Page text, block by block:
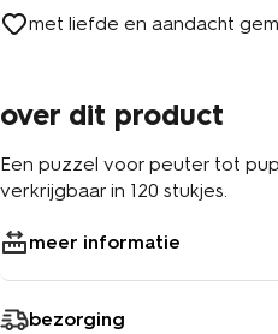
met liefde en aandacht
over dit product
Een puzzel voor peuter tot
verkrijgbaar in 120 stukjes.
meer informatie
bezorging